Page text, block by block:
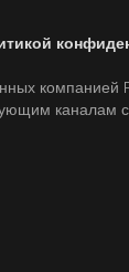
компанией
каналам